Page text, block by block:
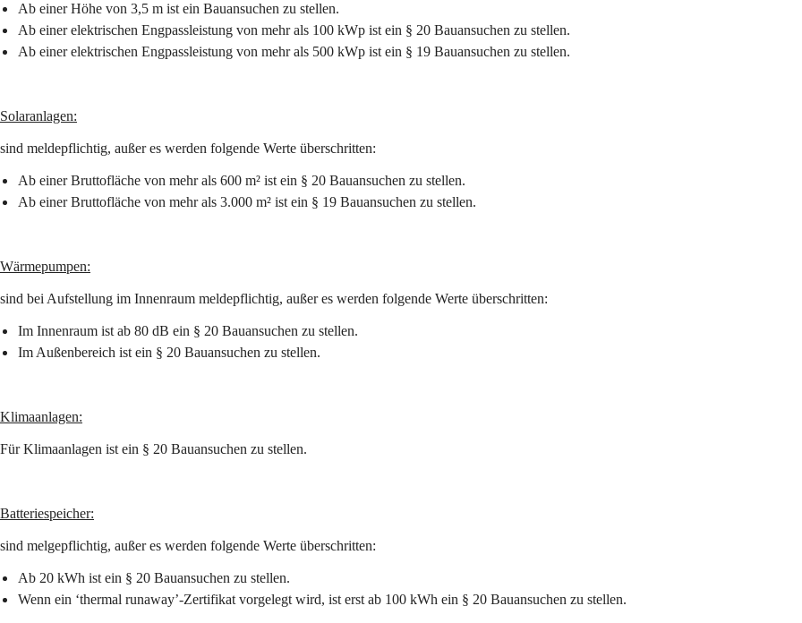
Ab einer Höhe von 3,5 m ist ein Bauansuchen zu stellen.
Ab einer elektrischen Engpassleistung von mehr als 100 kWp ist ein § 20 Bauansuchen zu stellen.
Ab einer elektrischen Engpassleistung von mehr als 500 kWp ist ein § 19 Bauansuchen zu stellen.
Solaranlagen:
sind meldepflichtig, außer es werden folgende Werte überschritten:
Ab einer Bruttofläche von mehr als 600 m² ist ein § 20 Bauansuchen zu stellen.
Ab einer Bruttofläche von mehr als 3.000 m² ist ein § 19 Bauansuchen zu stellen.
Wärmepumpen:
sind bei Aufstellung im Innenraum meldepflichtig, außer es werden folgende Werte überschritten:
Im Innenraum ist ab 80 dB ein § 20 Bauansuchen zu stellen.
Im Außenbereich ist ein § 20 Bauansuchen zu stellen.
Klimaanlagen:
Für Klimaanlagen ist ein § 20 Bauansuchen zu stellen.
Batteriespeicher:
sind melgepflichtig, außer es werden folgende Werte überschritten:
Ab 20 kWh ist ein § 20 Bauansuchen zu stellen.
Wenn ein ‘thermal runaway’-Zertifikat vorgelegt wird, ist erst ab 100 kWh ein § 20 Bauansuchen zu stellen.